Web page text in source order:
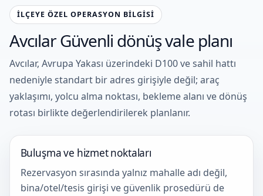
İLÇEYE ÖZEL OPERASYON BILGISI
Avcılar Güvenli dönüş vale planı
Avcılar, Avrupa Yakası üzerindeki D100 ve sahil hattı
nedeniyle standart bir adres girişiyle değil; araç
yaklaşımı, yolcu alma noktası, bekleme alanı ve dönüş
rotası birlikte değerlendirilerek planlanır.
Buluşma ve hizmet noktaları
Rezervasyon sırasında yalnız mahalle adı değil,
bina/otel/tesis girişi ve güvenlik prosedürü de